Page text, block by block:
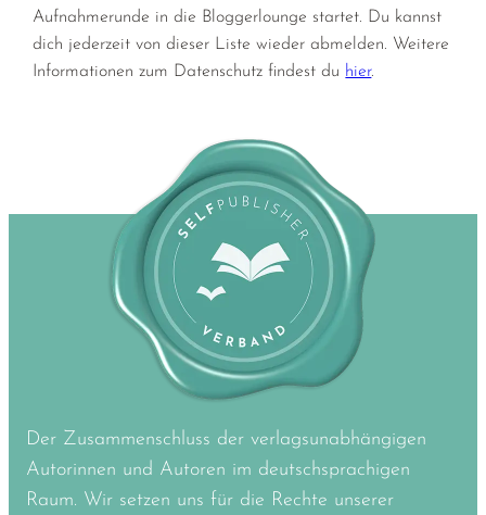
Aufnahmerunde in die Bloggerlounge startet. Du kannst
dich jederzeit von dieser Liste wieder abmelden. Weitere
Informationen zum Datenschutz findest du hier.
Der Zusammenschluss der verlagsunabhängigen
Autorinnen und Autoren im deutschsprachigen
Raum. Wir setzen uns für die Rechte unserer